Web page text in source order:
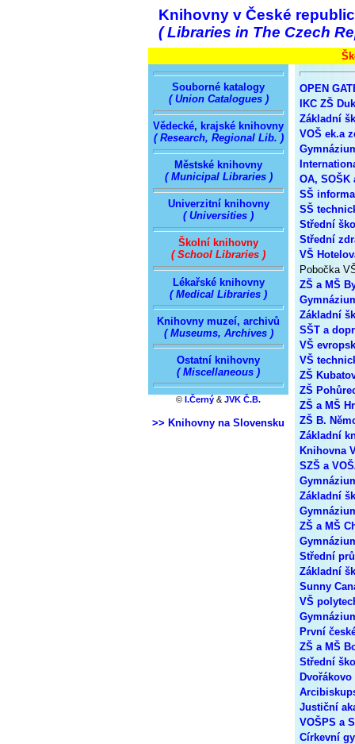
Knihovny v České
( Libraries in The Czech
Souborné katalogy
( Union Catalogues )
Vědecké, krajské knihovny
( Research, Regional Lib. )
Městské knihovny
( Municipal Libraries )
Univerzitní knihovny
( Universities )
Školní knihovny
( School Libraries )
Lékařské knihovny
( Medical Libraries )
Knihovny muzeí, archivů
( Museums, Archives )
Ostatní knihovny
( Miscellaneous )
© I.Černý & JVK Č.B.
>> Knihovny na Slovensku
OPEN
IKC ZŠ
Základní
VOŠ ek.a
OA, SOŠK
SŠ
SŠ
Střední
Střední
VŠ
Pobočka
ZŠ a MŠ
Základní
SŠT a
VŠ
VŠ
ZŠ
ZŠ
ZŠ a MŠ
ZŠ B.
Základní
Knihovna
SZŠ a
Základní
ZŠ a MŠ
Střední
Základní
Sunny
VŠ
První
ZŠ a MŠ
Střední
Justiční
VOŠPS a
Církevní